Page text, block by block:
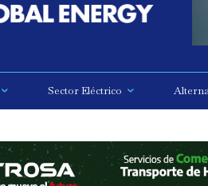
Sector Eléctrico